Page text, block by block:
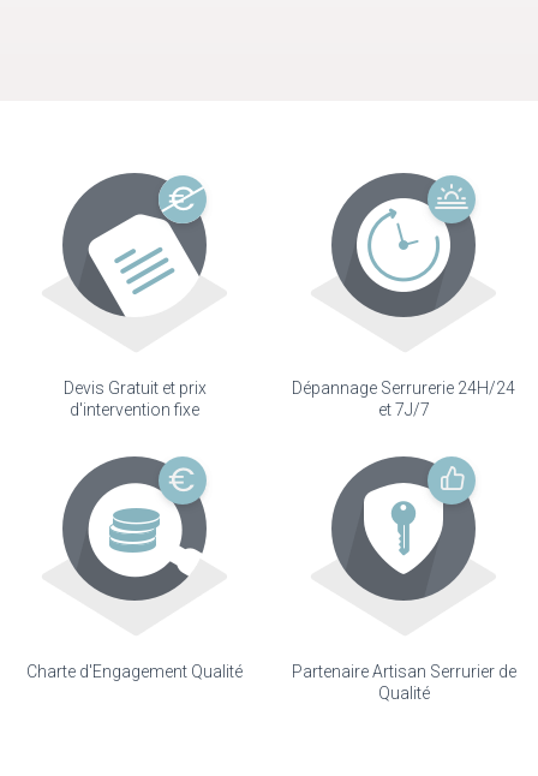
Devis Gratuit et prix
d'intervention fixe
Dépannage Serrurerie 24H/24
et 7J/7
Charte d'Engagement Qualité
Partenaire Artisan Serrurier de
Qualité